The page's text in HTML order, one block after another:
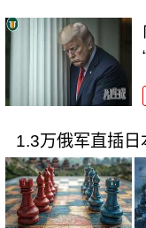
1.3万俄军直插